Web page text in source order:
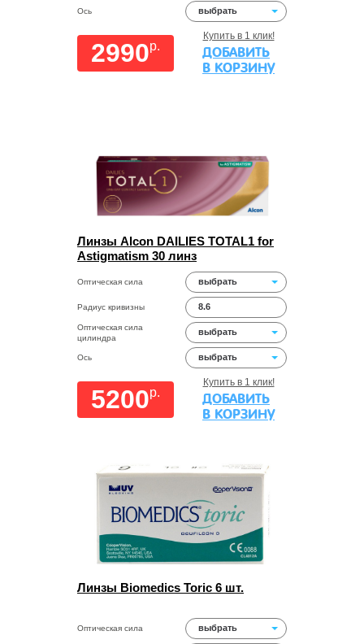
Ось выбрать
2990p.
Купить в 1 клик!
ДОБАВИТЬ
В КОРЗИНУ
Линзы Alcon DAILIES TOTAL1 for
Astigmatism 30 линз
Оптическая сила выбрать
Радиус кривизны 8.6
Оптическая сила
цилиндра
выбрать
Ось выбрать
5200p.
Купить в 1 клик!
ДОБАВИТЬ
В КОРЗИНУ
Линзы Biomedics Toric 6 шт.
Оптическая сила выбрать